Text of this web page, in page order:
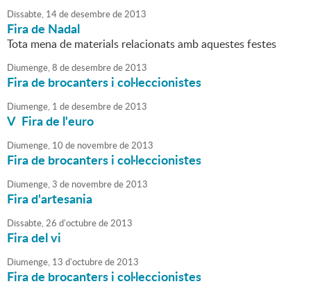
Dissabte, 14dedesembrede2013
Fira de Nadal
Tota mena de materials relacionats amb aquestes festes
Diumenge,8 dedesembrede2013
Fira de brocanters i col·leccionistes
Diumenge, 1 dedesembrede2013
V Fira de l'euro
Diumenge, 10 de novembrede2013
Fira de brocanters i col·leccionistes
Diumenge,3 de novembrede2013
Fira d'artesania
Dissabte,26 d'octubrede2013
Fira del vi
Diumenge, 13 d'octubrede2013
Fira de brocanters i col·leccionistes